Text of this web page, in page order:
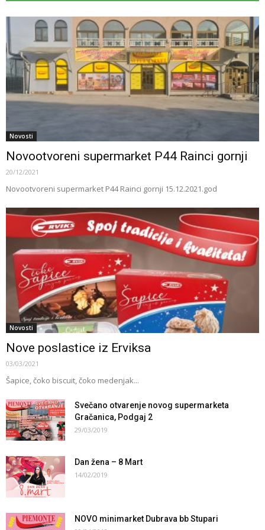
Novosti
Novootvoreni supermarket P44 Rainci gornji
20/12/2021
Novootvoreni supermarket P44 Rainci gornji 15.12.2021.god
Novosti
Nove poslastice iz Erviksa
03/03/2021
Šapice, čoko biscuit, čoko medenjak...
Svečano otvarenje novog supermarketa
Gračanica, Podgaj 2
29/03/2019
Dan žena – 8 Mart
14/02/2019
NOVO minimarket Dubrava bb Stupari